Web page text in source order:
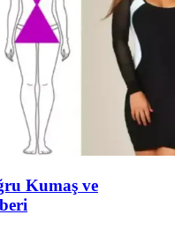
Kumaş ve